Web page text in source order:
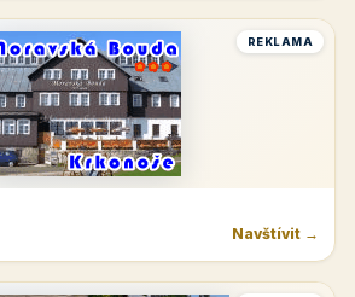
REKLAMA
Navštívit →